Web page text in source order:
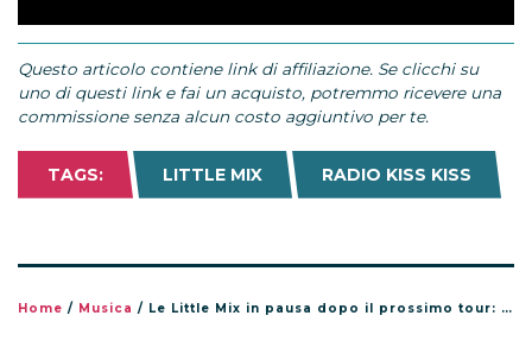
Questo articolo contiene link di affiliazione. Se clicchi su
uno di questi link e fai un acquisto, potremmo ricevere una
commissione senza alcun costo aggiuntivo per te.
TAGS: LITTLE MIX RADIO KISS KISS
Home / Musica / Le Little Mix in pausa dopo il prossimo tour: le parole di Perrie, Leigh-Anne e Jade